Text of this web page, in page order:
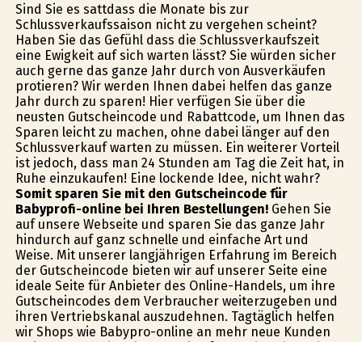
Sind Sie es sattdass die Monate bis zur
Schlussverkaufssaison nicht zu vergehen scheint?
Haben Sie das Gefühl dass die Schlussverkaufszeit
eine Ewigkeit auf sich warten lässt? Sie würden sicher
auch gerne das ganze Jahr durch von Ausverkäufen
profitieren? Wir werden Ihnen dabei helfen das ganze
Jahr durch zu sparen! Hier verfügen Sie über die
neusten Gutscheincode und Rabattcode, um Ihnen das
Sparen leicht zu machen, ohne dabei länger auf den
Schlussverkauf warten zu müssen. Ein weiterer Vorteil
ist jedoch, dass man 24 Stunden am Tag die Zeit hat, in
Ruhe einzukaufen! Eine lockende Idee, nicht wahr?
Somit sparen Sie mit den Gutscheincode für
Babyprofi-online bei Ihren Bestellungen!Gehen Sie
auf unsere Webseite und sparen Sie das ganze Jahr
hindurch auf ganz schnelle und einfache Art und
Weise. Mit unserer langjährigen Erfahrung im Bereich
der Gutscheincode bieten wir auf unserer Seite eine
ideale Seite für Anbieter des Online-Handels, um ihre
Gutscheincodes dem Verbraucher weiterzugeben und
ihren Vertriebskanal auszudehnen. Tagtäglich helfen
wir Shops wie Babyprofi-online an mehr neue Kunden